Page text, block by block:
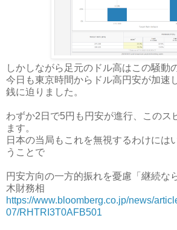
しかしながら足元のドル高はこの騒動
今日も東京時間からドル高円安が加速
銭に迫りました。
わずか2日で5円も円安が進行、このス
ます。
日本の当局もこれを無視するわけには
うことで
円安方向の一方的振れを憂慮「継続な
木財務相
https://www.bloomberg.co.jp/news/
07/RHTRI3T0AFB501